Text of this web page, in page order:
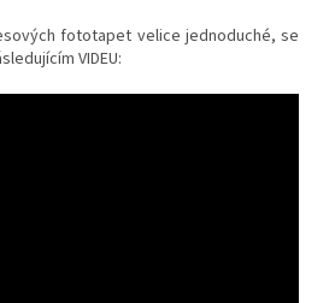
fototapet velice jednoduché, se
VIDEU: